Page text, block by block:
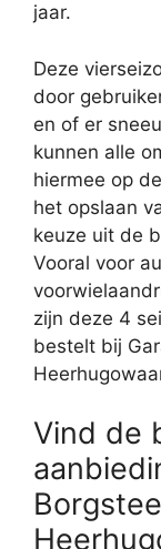
jaar.
Deze
door
en of er
kunnen alle
hiermee op
het opslaan
keuze uit de
Vooral voor
zijn deze 4
bestelt bij
Vind de